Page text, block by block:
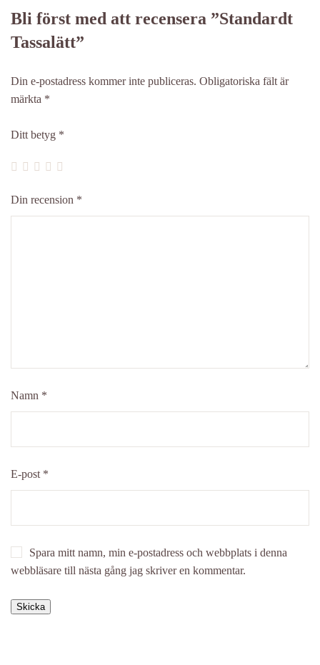
Bli först med att recensera ”Standardt
Tassalätt”
Din e-postadress kommer inte publiceras. Obligatoriska fält är
märkta *
Ditt betyg *
Din recension *
Namn *
E-post *
Spara mitt namn, min e-postadress och webbplats i denna
webbläsare till nästa gång jag skriver en kommentar.